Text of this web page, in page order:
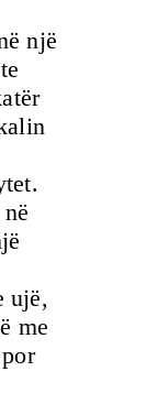
një
ujë,
me